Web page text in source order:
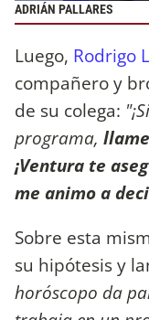
ADRIÁN PALLARES
Luego, Rodrigo
compañero y
de su colega:
programa,
¡Ventura te
me animo a
Sobre esta
su hipótesis y
horóscopo da